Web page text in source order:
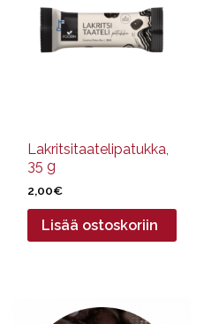
Lakritsitaatelipatukka,
35 g
2,00€
Lisää ostoskoriin